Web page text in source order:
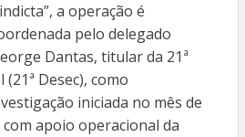
a operação é
pelo delegado
Dantas, titular da 21ª
(21ª Desec), como
iniciada no mês de
apoio operacional da